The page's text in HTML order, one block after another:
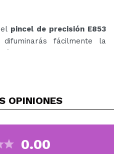
pincel de precisión E853
fácilmente la
y a lo largo de la
tus looks de ojos sin
ondulado permite
OPINIONES
0.00